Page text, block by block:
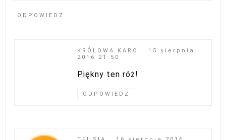
ODPOWIEDZ
KRÓLOWA KARO
15 sierpnia
2016 21:50
Piękny ten róż!
ODPOWIEDZ